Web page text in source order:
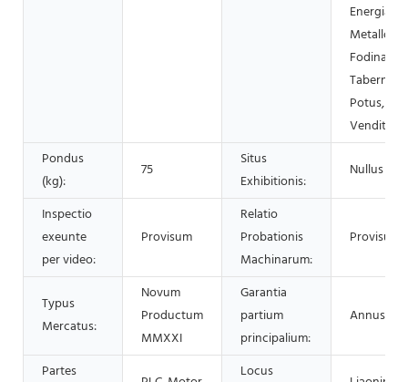
Energia et
Fodinae,
Tabernae
Potus,
Pondus
(kg):
75
Situs
Exhibitionis:
Nullus
Inspectio
exeunte
per video:
Provisum
Relatio
Probationis
Machinarum:
Provisum
Typus
Mercatus:
Novum
Productum
MMXXI
Garantia
partium
principalium:
Annus
Partes
Locus